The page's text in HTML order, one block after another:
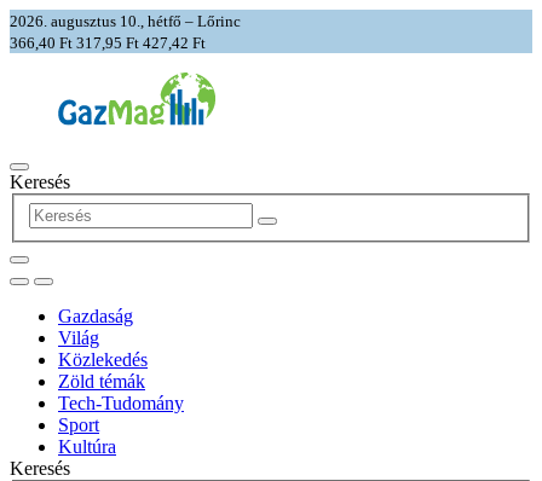
2026. augusztus 10., hétfő – Lőrinc
366,40 Ft 317,95 Ft 427,42 Ft
Keresés
Gazdaság
Világ
Közlekedés
Zöld témák
Tech-Tudomány
Sport
Kultúra
Keresés